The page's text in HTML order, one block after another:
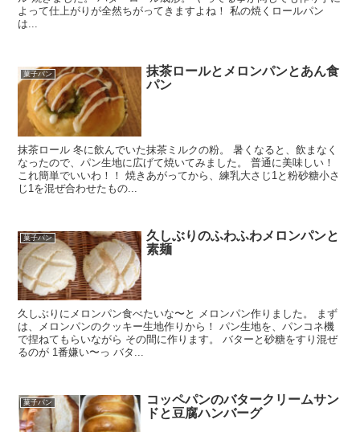
よって仕上がりが全然ちがってきますよね！ 私の焼くロールパン
は...
菓子パン
抹茶ロールとメロンパンとあん食
パン
抹茶ロール 冬に飲んでいた抹茶ミルクの粉。 暑くなると、飲まなく
なったので、パン生地に広げて焼いてみました。 普通に美味しい！
これ簡単でいいわ！！ 焼きあがってから、練乳大さじ1と粉砂糖小さ
じ1を混ぜ合わせたもの...
菓子パン
久しぶりのふわふわメロンパンと
素麺
久しぶりにメロンパン食べたいな〜と メロンパン作りました。 まず
は、メロンパンのクッキー生地作りから！ パン生地を、パンコネ機
で捏ねてもらいながら その間に作ります。 バターと砂糖をすり混ぜ
るのが 1番嫌い〜っ バタ...
菓子パン
コッペパンのバタークリームサン
ドと豆腐ハンバーグ